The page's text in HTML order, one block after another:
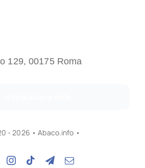
129, 00175 Roma
- 2026 • Abaco.info •